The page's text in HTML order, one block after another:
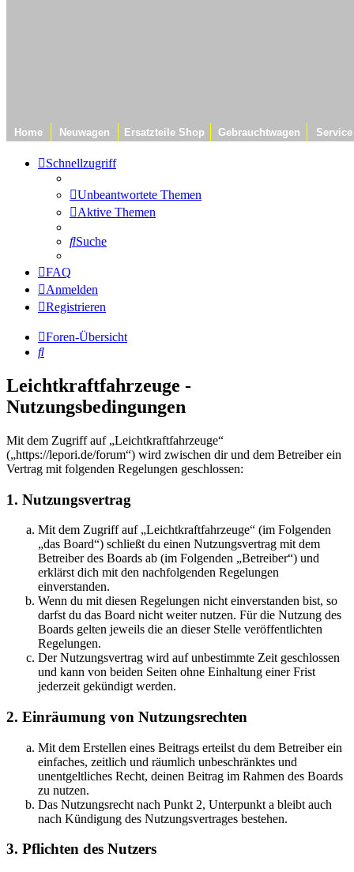
Home Neuwagen Ersatzteile Shop Gebrauchtwagen Service
Schnellzugriff
Unbeantwortete Themen
Aktive Themen
Suche
FAQ
Anmelden
Registrieren
Foren-Übersicht
Suche
Leichtkraftfahrzeuge -
Nutzungsbedingungen
Mit dem Zugriff auf „Leichtkraftfahrzeuge“
(„https://lepori.de/forum“) wird zwischen dir und dem Betreiber ein
Vertrag mit folgenden Regelungen geschlossen:
1. Nutzungsvertrag
Mit dem Zugriff auf „Leichtkraftfahrzeuge“ (im Folgenden
„das Board“) schließt du einen Nutzungsvertrag mit dem
Betreiber des Boards ab (im Folgenden „Betreiber“) und
erklärst dich mit den nachfolgenden Regelungen
einverstanden.
Wenn du mit diesen Regelungen nicht einverstanden bist, so
darfst du das Board nicht weiter nutzen. Für die Nutzung des
Boards gelten jeweils die an dieser Stelle veröffentlichten
Regelungen.
Der Nutzungsvertrag wird auf unbestimmte Zeit geschlossen
und kann von beiden Seiten ohne Einhaltung einer Frist
jederzeit gekündigt werden.
2. Einräumung von Nutzungsrechten
Mit dem Erstellen eines Beitrags erteilst du dem Betreiber ein
einfaches, zeitlich und räumlich unbeschränktes und
unentgeltliches Recht, deinen Beitrag im Rahmen des Boards
zu nutzen.
Das Nutzungsrecht nach Punkt 2, Unterpunkt a bleibt auch
nach Kündigung des Nutzungsvertrages bestehen.
3. Pflichten des Nutzers